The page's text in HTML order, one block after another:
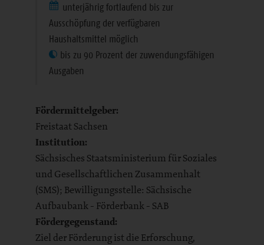
unterjährig fortlaufend bis zur
Ausschöpfung der verfügbaren
Haushaltsmittel möglich
bis zu 90 Prozent der zuwendungsfähigen
Ausgaben
Fördermittelgeber:
Freistaat Sachsen
Institution:
Sächsisches Staatsministerium für Soziales
und Gesellschaftlichen Zusammenhalt
(SMS); Bewilligungsstelle: Sächsische
Aufbaubank - Förderbank - SAB
Fördergegenstand:
Ziel der Förderung ist die Erforschung,